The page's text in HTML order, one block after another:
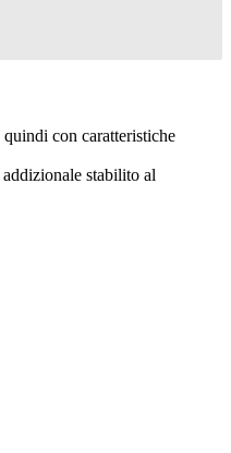
con caratteristiche
stabilito al